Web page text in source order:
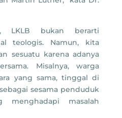
LKLB bukan berarti
teologis. Namun, kita
sesuatu karena adanya
Misalnya, warga
yang sama, tinggal di
sesama penduduk
menghadapi masalah